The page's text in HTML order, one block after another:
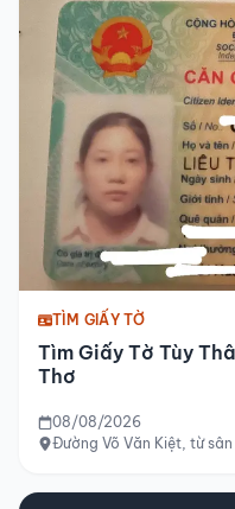
TÌM GIẤY TỜ
Tìm Giấy Tờ Tùy
Thơ
08/08/2026
Đường Võ Văn Kiệt, từ